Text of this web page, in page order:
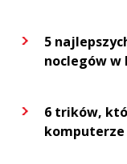
5
noclegów w
6 trików,
komputerze